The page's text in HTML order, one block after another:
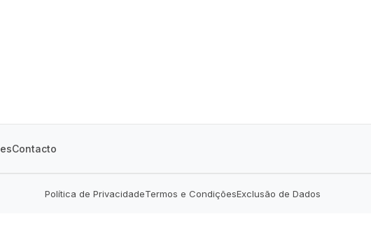
Contacto
Política de PrivacidadeTermos e CondiçõesExclusão de Dados